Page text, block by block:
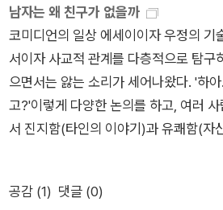
기하고 과시하며 그들(남성들)로부터 인
탠드업 코미디언인 저자의 입담이 더해
미디로만 보일 수 있겠지만 그의 경험
성 무리에서 친구로 지내기 위해서는
로잡혀야만 하는 걸까?한편 저자의 진
할 수 있는 사람은 함께 동거했던 두 명의
하며 진짜 ‘나’로서 자유롭게 지낼 수 있
우정을, 그는 “애정과 양면성과 모호함
는 결론에 이르러서는 나도 모르게 고개
얘기구나..’ 하면서 책을 덮었다.^^;​과거
였을 때 내가 은근 남자들의 드러내지
우정을 과시하면 아내는 콧방귀를 뀌
연발했는데, 역시 아내의 혜안은 언제
증명하듯 현재 내 주변에는 습자지 같은
다. ㅠㅠ​영국 특유의 유머러스함이 책
의 문장과 솔직함에 약간 아연할 때도 있
남자는 왜 친구가 없을까
코미디언의 일상 에세이이자 우정의 기
서이자 사교적 관계를 다층적으로 탐구
으면서는 앓는 소리가 세어나왔다. '하
고?'​이렇게 다양한 논의를 하고, 여러
서 진지함(타인의 이야기)과 유쾌함(자
선사한다. ​'우정에는 다양성이 필수다
음'이 결국 하려던 이야기는 '우정', '다양성', '필수'였던 것
공감 (1) 댓글 (0)